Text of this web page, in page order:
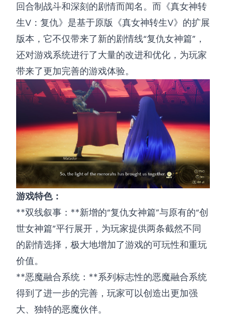
回合制战斗和深刻的剧情而闻名。而《真女神转
生V：复仇》是基于原版《真女神转生V》的扩展
版本，它不仅带来了新的剧情线“复仇女神篇”，
还对游戏系统进行了大量的改进和优化，为玩家
带来了更加完善的游戏体验。
游戏特色：
**双线叙事：**新增的“复仇女神篇”与原有的“创
世女神篇”平行展开，为玩家提供两条截然不同
的剧情选择，极大地增加了游戏的可玩性和重玩
价值。
**恶魔融合系统：**系列标志性的恶魔融合系统
得到了进一步的完善，玩家可以创造出更加强
大、独特的恶魔伙伴。